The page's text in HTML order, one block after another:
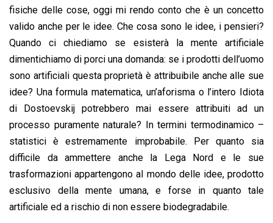
fisiche delle cose, oggi mi rendo conto che è un concetto
valido anche per le idee. Che cosa sono le idee, i pensieri?
Quando ci chiediamo se esisterà la mente artificiale
dimentichiamo di porci una domanda: se i prodotti dell’uomo
sono artificiali questa proprietà è attribuibile anche alle sue
idee? Una formula matematica, un’aforisma o l’intero Idiota
di Dostoevskij potrebbero mai essere attribuiti ad un
processo puramente naturale? In termini termodinamico –
statistici è estremamente improbabile. Per quanto sia
difficile da ammettere anche la Lega Nord e le sue
trasformazioni appartengono al mondo delle idee, prodotto
esclusivo della mente umana, e forse in quanto tale
artificiale ed a rischio di non essere biodegradabile.